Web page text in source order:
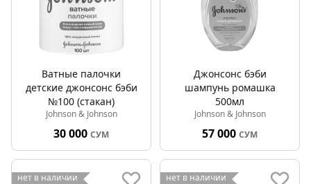
Ватные палочки
детские джонсонс бэби
№100 (стакан)
Johnson & Johnson
30 000 СУМ
Джонсонс бэби
шампунь ромашка
500мл
Johnson & Johnson
57 000 СУМ
нет в наличии нет в наличии